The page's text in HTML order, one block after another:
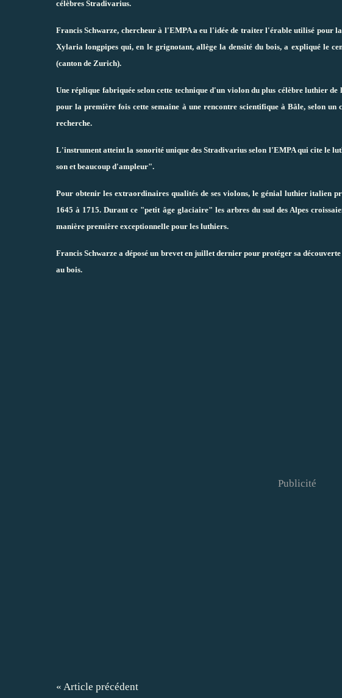
célèbres Stradivarius.
Francis Schwarze, chercheur à l'EMPA a eu l'idée de traiter l'érable utilisé pour
Xylaria longpipes qui, en le grignotant, allège la densité du bois, a expliqué le
(canton de Zurich).
Une réplique fabriquée selon cette technique d'un violon du plus célèbre luthier
pour la première fois cette semaine à une rencontre scientifique à Bâle, selon
recherche.
L'instrument atteint la sonorité unique des Stradivarius selon l'EMPA qui cite le
son et beaucoup d'ampleur".
Pour obtenir les extraordinaires qualités de ses violons, le génial luthier italien
1645 à 1715. Durant ce "petit âge glaciaire" les arbres du sud des Alpes
manière première exceptionnelle pour les luthiers.
Francis Schwarze a déposé un brevet en juillet dernier pour protéger sa
au bois.
Publicité
« Article précédent